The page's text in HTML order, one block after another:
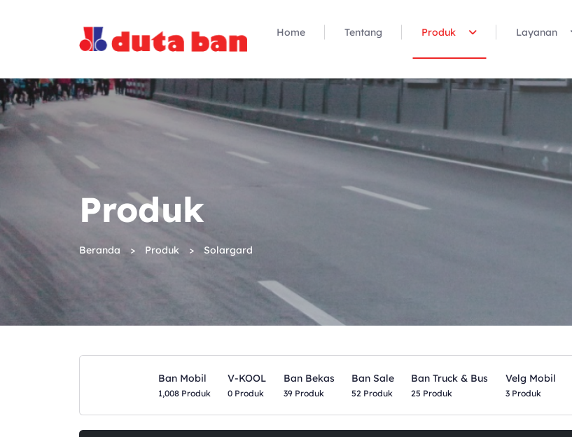
Home Tentang Produk Layanan
Produk
Beranda Produk Solargard
Ban Mobil
1,008 Produk
V-KOOL
0 Produk
Ban Bekas
39 Produk
Ban Sale
52 Produk
Ban Truck & Bus
25 Produk
Velg Mobil
3 Produk